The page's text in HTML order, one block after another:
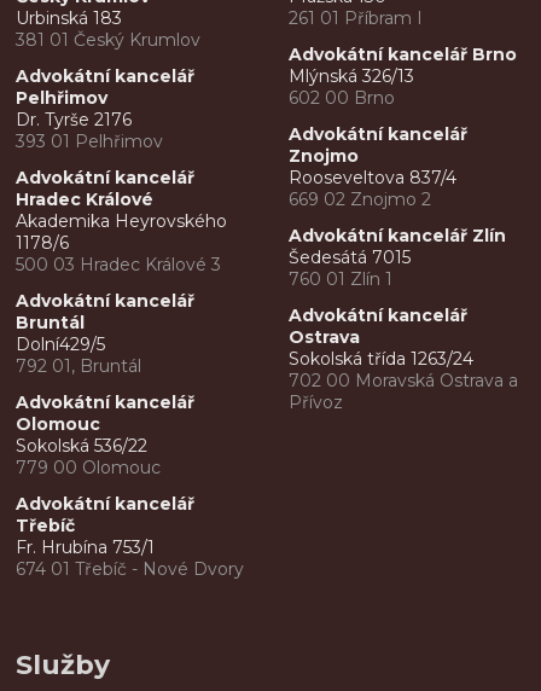
Urbinská 183
381 01 Český Krumlov
Advokátní kancelář
Pelhřimov
Dr. Tyrše 2176
393 01 Pelhřimov
Advokátní kancelář
Hradec Králové
Akademika Heyrovského
1178/6
500 03 Hradec Králové 3
Advokátní kancelář
Bruntál
Dolní429/5
792 01, Bruntál
Advokátní kancelář
Olomouc
Sokolská 536/22
779 00 Olomouc
Advokátní kancelář
Třebíč
Fr. Hrubína 753/1
674 01 Třebíč - Nové Dvory
261 01 Příbram I
Advokátní kancelář Brno
Mlýnská 326/13
602 00 Brno
Advokátní kancelář
Znojmo
Rooseveltova 837/4
669 02 Znojmo 2
Advokátní kancelář Zlín
Šedesátá 7015
760 01 Zlín 1
Advokátní kancelář
Ostrava
Sokolská třída 1263/24
702 00 Moravská Ostrava a
Přívoz
Služby